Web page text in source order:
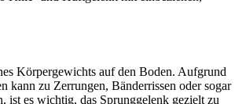
Körpergewichts auf den Boden. Aufgrund
kann zu Zerrungen, Bänderrissen oder sogar
ist es wichtig, das Sprunggelenk gezielt zu